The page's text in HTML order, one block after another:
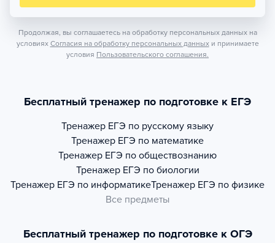
Продолжая, вы соглашаетесь на обработку персональных данных на
условиях Согласия на обработку персональных данных и принимаете
условия Пользовательского соглашения.
Бесплатный тренажер по подготовке к ЕГЭ
Тренажер ЕГЭ по русскому языку
Тренажер ЕГЭ по математике
Тренажер ЕГЭ по обществознанию
Тренажер ЕГЭ по биологии
Тренажер ЕГЭ по информатикеТренажер ЕГЭ по физике
Все предметы
Бесплатный тренажер по подготовке к ОГЭ